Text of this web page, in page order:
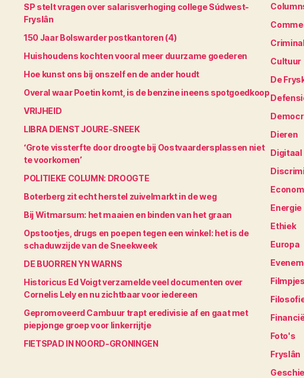
SP stelt vragen over salarisverhoging college Súdwest-
Fryslân
150 Jaar Bolswarder postkantoren (4)
Huishoudens kochten vooral meer duurzame goederen
Hoe kunst ons bij onszelf en de ander houdt
Overal waar Poetin komt, is de benzine ineens spotgoedkoop
VRIJHEID
LIBRA DIENST JOURE-SNEEK
‘Grote vissterfte door droogte bij Oostvaardersplassen niet
te voorkomen’
POLITIEKE COLUMN: DROOGTE
Boterberg zit echt herstel zuivelmarkt in de weg
Bij Witmarsum: het maaien en binden van het graan
Opstootjes, drugs en poepen tegen een winkel: het is de
schaduwzijde van de Sneekweek
DE BUORREN YN WARNS
Historicus Ed Voigt verzamelde veel documenten over
Cornelis Lely en nu zichtbaar voor iedereen
Gepromoveerd Cambuur trapt eredivisie af en gaat met
piepjonge groep voor linkerrijtje
FIETSPAD IN NOORD-GRONINGEN
Cultuur
De
Dieren
Digitaal
Energie
Ethiek
Europa
Filmpjes
Foto's
Fryslân